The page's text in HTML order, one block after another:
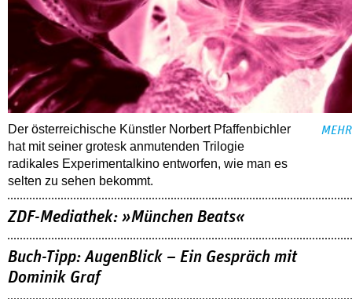
Der österreichische Künstler Norbert Pfaffenbichler
hat mit seiner grotesk anmutenden Trilogie
radikales Experimentalkino entworfen, wie man es
selten zu sehen bekommt.
MEHR
ZDF-Mediathek: »München Beats«
Buch-Tipp: AugenBlick – Ein Gespräch mit
Dominik Graf